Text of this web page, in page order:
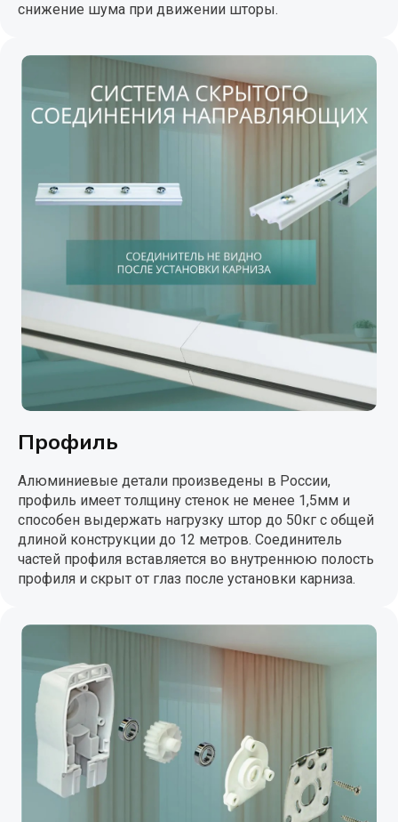
снижение шума при движении шторы.
Профиль
Алюминиевые детали произведены в России,
профиль имеет толщину стенок не менее 1,5мм и
способен выдержать нагрузку штор до 50кг с общей
длиной конструкции до 12 метров. Соединитель
частей профиля вставляется во внутреннюю полость
профиля и скрыт от глаз после установки карниза.